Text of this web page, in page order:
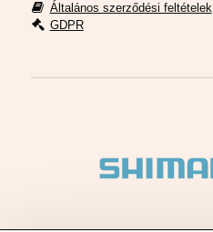
Általános szerződési feltételek
GDPR